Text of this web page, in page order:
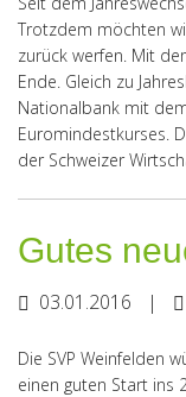
Trotzdem möchten
zurück werfen. Mit
Ende. Gleich zu
Nationalbank mit
Euromindestkurses.
der Schweizer
Gutes
03.01.2016 |
Die SVP Weinfelden
einen guten Start ins